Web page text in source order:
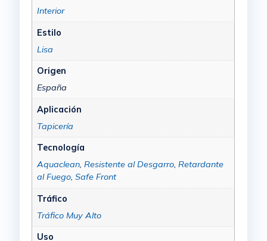
Interior
Estilo
Lisa
Origen
España
Aplicación
Tapicería
Tecnología
Aquaclean, Resistente al Desgarro, Retardante
al Fuego, Safe Front
Tráfico
Tráfico Muy Alto
Uso